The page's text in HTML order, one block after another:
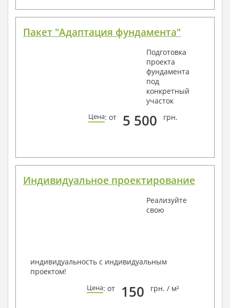
Пакет "Адаптация фундамента"
Подготовка
проекта
фундамента
под
конкретный
участок
Цена: от 5 500 грн.
Индивидуальное проектирование
Реализуйте
свою
индивидуальность с индивидуальным
проектом!
Цена: от 150 грн. / м²